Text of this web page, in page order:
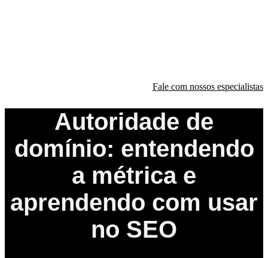
Fale com nossos especialistas
Autoridade de
domínio: entendendo
a métrica e
aprendendo com usar
no SEO